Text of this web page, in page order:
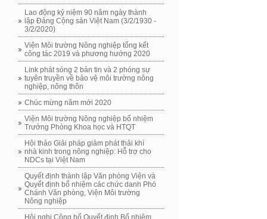
Lao động kỷ niệm 90 năm ngày thành
lập Đảng Cộng sản Việt Nam (3/2/1930 -
3/2/2020)
Viện Môi trường Nông nghiệp tổng kết
công tác 2019 và phương hướng 2020
Link phát sóng 2 bản tin và 2 phóng sự
tuyên truyền về bảo vệ môi trường nông
nghiệp, nông thôn
Chúc mừng năm mới 2020
Viện Môi trường Nông nghiệp bổ nhiệm
Trưởng Phòng Khoa học và HTQT
Hội thảo Giải pháp giảm phát thải khí
nhà kinh trong nông nghiệp: Hỗ trợ cho
NDCs tại Việt Nam
Quyết định thành lập Văn phòng Viện và
Quyết định bổ nhiệm các chức danh Phó
Chánh Văn phòng, Viện Môi trường
Nông nghiệp
Hội nghị Công bố Quyết định Bổ nhiệm